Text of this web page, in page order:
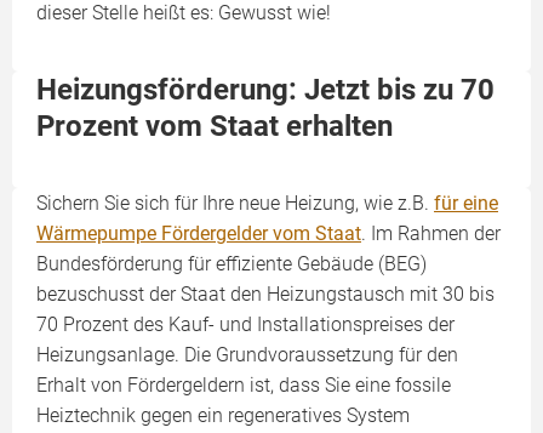
dieser Stelle heißt es: Gewusst wie!
Heizungsförderung: Jetzt bis zu 70
Prozent vom Staat erhalten
Sichern Sie sich für Ihre neue Heizung, wie z.B. für eine
Wärmepumpe Fördergelder vom Staat. Im Rahmen der
Bundesförderung für effiziente Gebäude (BEG)
bezuschusst der Staat den Heizungstausch mit 30 bis
70 Prozent des Kauf- und Installationspreises der
Heizungsanlage. Die Grundvoraussetzung für den
Erhalt von Fördergeldern ist, dass Sie eine fossile
Heiztechnik gegen ein regeneratives System